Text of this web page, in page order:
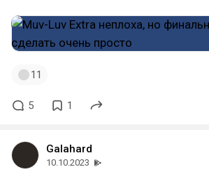
11
5 1
Galahard
10.10.2023